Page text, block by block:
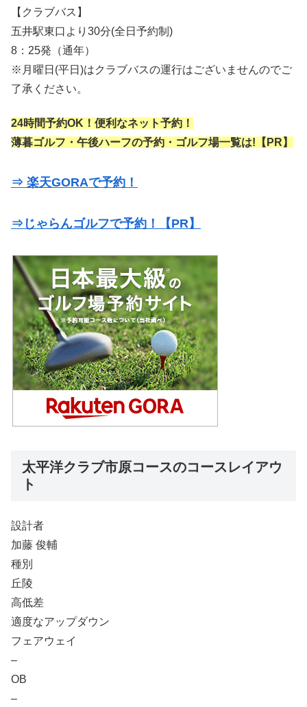
【クラブバス】
五井駅東口より30分(全日予約制)
8：25発（通年）
※月曜日(平日)はクラブバスの運行はございませんのでご
了承ください。
24時間予約OK！便利なネット予約！
薄暮ゴルフ・午後ハーフの予約・ゴルフ場一覧は!【PR】
⇒ 楽天GORAで予約！
⇒じゃらんゴルフで予約！【PR】
太平洋クラブ市原コースのコースレイアウ
ト
設計者
加藤 俊輔
種別
丘陵
高低差
適度なアップダウン
フェアウェイ
–
OB
–